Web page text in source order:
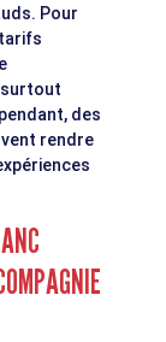
Pour
surtout
des
rendre